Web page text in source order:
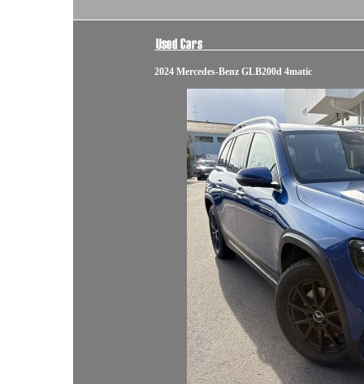
2024 Mercedes-Benz GLB200d 4matic